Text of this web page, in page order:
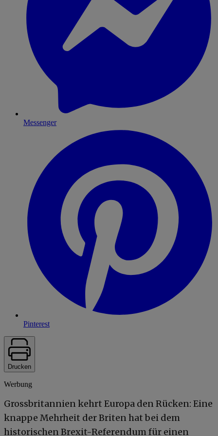
Messenger
Pinterest
Drucken
Werbung
Grossbritannien kehrt Europa den Rücken: Eine
knappe Mehrheit der Briten hat bei dem
historischen Brexit-Referendum für einen